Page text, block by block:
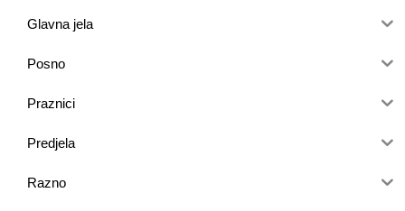
Glavna jela
Posno
Praznici
Predjela
Razno